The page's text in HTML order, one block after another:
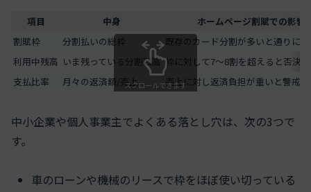
項目 中身
ホームページ割賦での影響
割賦枠
分割払いの総枠
既存のカード分割が多いと通りに
利用中残高 いま残っている分割残高 枠に対して7～8割を超えると否決
支払比率
月々の返済額/売上 売上に対し返済負担が重いと警戒
スクロールできます
中小企業や個人事業主でよくある落とし穴は、次の3つで
す。
車のローンや機械のリースで枠をほぼ使い切っている